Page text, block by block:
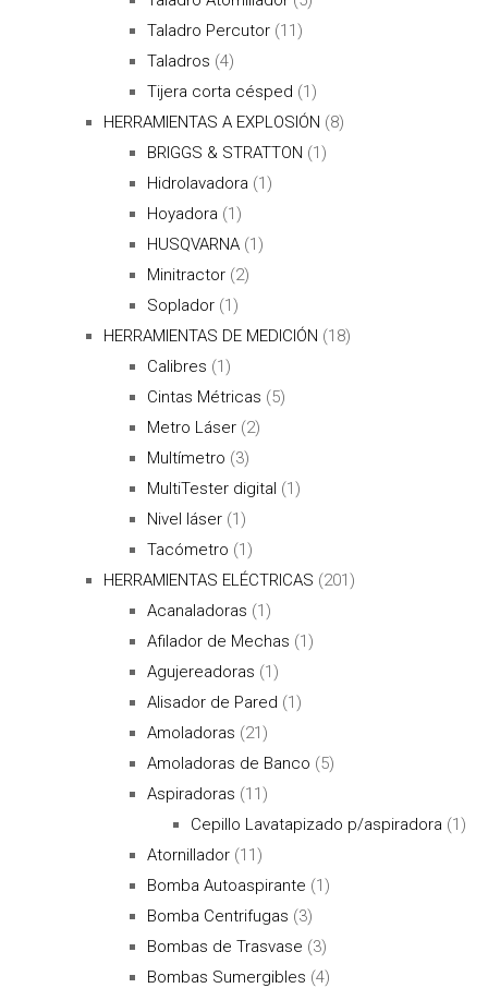
Taladro Percutor (11)
Taladros (4)
Tijera corta césped (1)
HERRAMIENTAS A EXPLOSIÓN (8)
BRIGGS & STRATTON (1)
Hidrolavadora (1)
Hoyadora (1)
HUSQVARNA (1)
Minitractor (2)
Soplador (1)
HERRAMIENTAS DE MEDICIÓN (18)
Calibres (1)
Cintas Métricas (5)
Metro Láser (2)
Multímetro (3)
MultiTester digital (1)
Nivel láser (1)
Tacómetro (1)
HERRAMIENTAS ELÉCTRICAS (201)
Acanaladoras (1)
Afilador de Mechas (1)
Agujereadoras (1)
Alisador de Pared (1)
Amoladoras (21)
Amoladoras de Banco (5)
Aspiradoras (11)
Cepillo Lavatapizado p/aspiradora (1)
Atornillador (11)
Bomba Autoaspirante (1)
Bomba Centrifugas (3)
Bombas de Trasvase (3)
Bombas Sumergibles (4)